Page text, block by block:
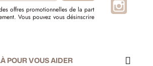
offres promotionnelles de la part
Vous pouvez vous désinscrire
POUR VOUS AIDER